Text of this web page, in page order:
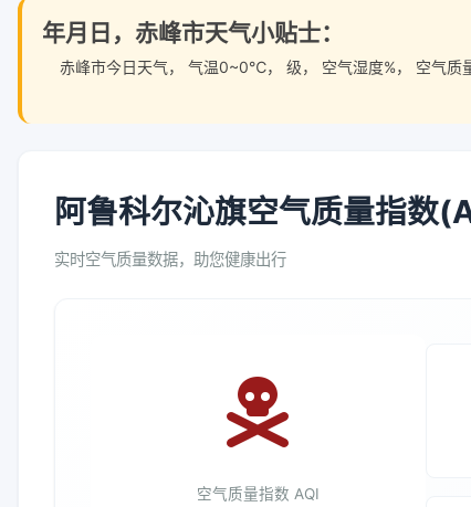
年月日，赤峰市天气小贴士：
赤峰市今日天气， 气温0~0℃， 级， 空气湿度%， 空气质
阿鲁科尔沁旗空气质量指数
实时空气质量数据，助您健康出行
空气质量指数 AQI